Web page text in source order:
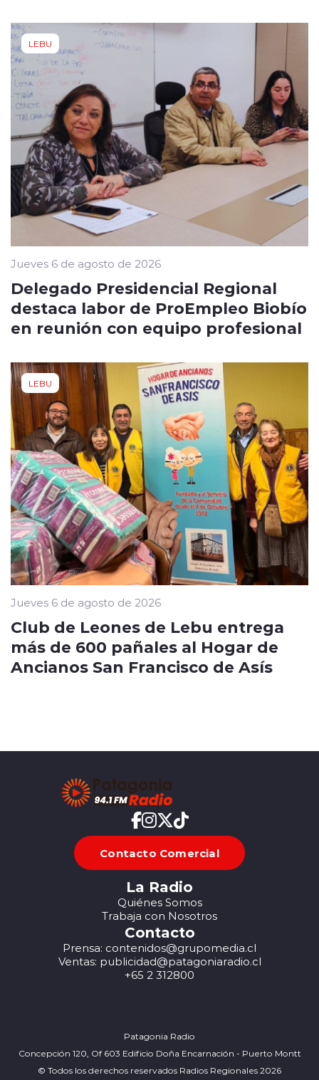
LEBU
Jueves 6 de agosto de 2026
Delegado Presidencial Regional
destaca labor de ProEmpleo Biobío
en reunión con equipo profesional
LEBU
Jueves 6 de agosto de 2026
Club de Leones de Lebu entrega
más de 600 pañales al Hogar de
Ancianos San Francisco de Asís
Contacto Comercial
La Radio
Quiénes Somos
Trabaja con Nosotros
Contacto
Prensa: contenidos@grupomedia.cl
Ventas: publicidad@patagoniaradio.cl
+65 2 312800
Patagonia Radio
Concepción 120, Of 603 Edificio Doña Encarnación - Puerto Montt
© Todos los derechos reservados Radios Regionales 2026